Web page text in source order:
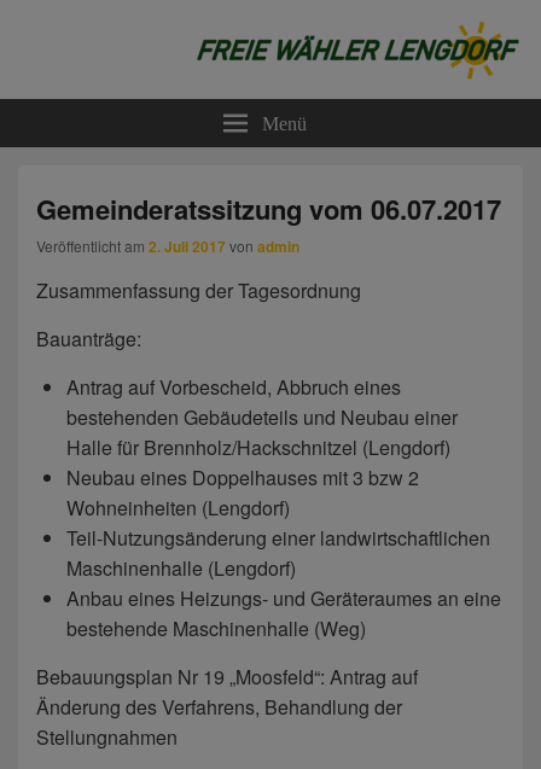
Freie Wähler Lengdorf
Menü
Gemeinderatssitzung vom 06.07.2017
Veröffentlicht am 2. Juli 2017von admin
Zusammenfassung der Tagesordnung
Bauanträge:
Antrag auf Vorbescheid, Abbruch eines
bestehenden Gebäudeteils und Neubau einer
Halle für Brennholz/Hackschnitzel (Lengdorf)
Neubau eines Doppelhauses mit 3 bzw 2
Wohneinheiten (Lengdorf)
Teil-Nutzungsänderung einer landwirtschaftlichen
Maschinenhalle (Lengdorf)
Anbau eines Heizungs- und Geräteraumes an eine
bestehende Maschinenhalle (Weg)
Bebauungsplan Nr 19 „Moosfeld“: Antrag auf
Änderung des Verfahrens, Behandlung der
Stellungnahmen